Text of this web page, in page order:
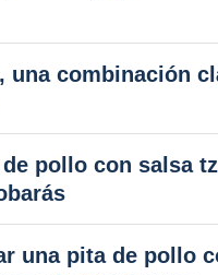
una combinación
pollo con salsa
una pita de pollo